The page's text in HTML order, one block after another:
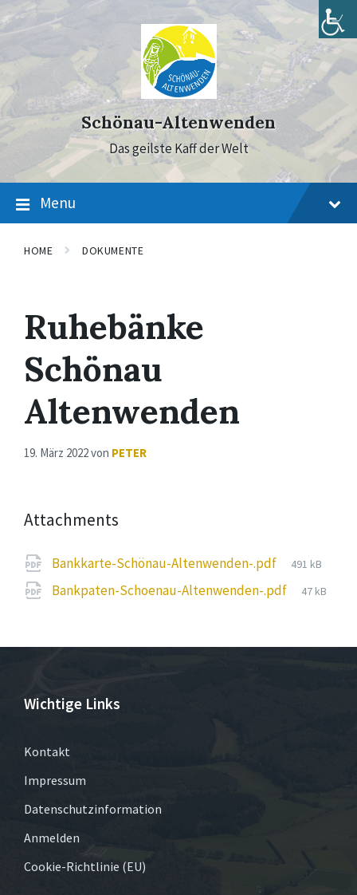
to
content
to
main
navigation
to
footer
Schönau-Altenwenden
Das geilste Kaff der Welt
Menu
HOME DOKUMENTE
Ruhebänke
Schönau
Altenwenden
19. März 2022von PETER
Attachments
Bankkarte-Schönau-Altenwenden-.pdf
File
491 kB
Bankpaten-Schoenau-Altenwenden-.pdf
File
47 kB
Wichtige Links
Kontakt
Impressum
Datenschutzinformation
Anmelden
Cookie-Richtlinie (EU)